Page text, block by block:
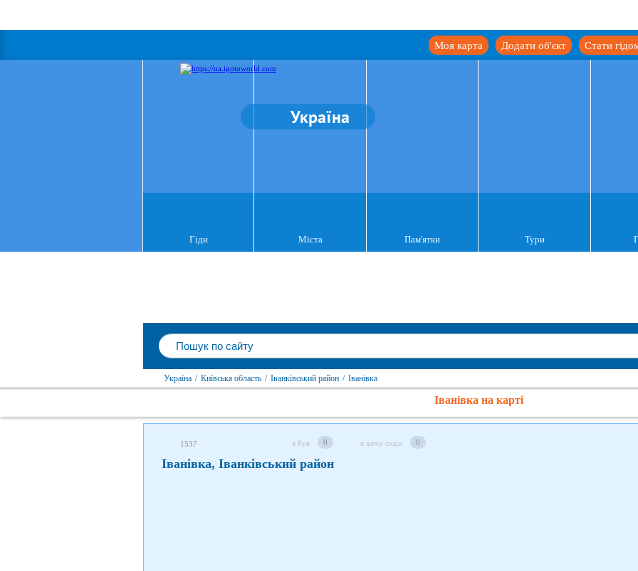
Стати
Додати об'єкт
Моя карта
Україна
Гіди Міста Пам'ятки Тури
Україна / Київська область / Іванківський район / Іванівка
Іванівка на карті
1537 я був 0 я хочу сюди 0
Іванівка, Іванківський район